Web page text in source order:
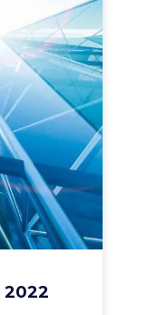
2022